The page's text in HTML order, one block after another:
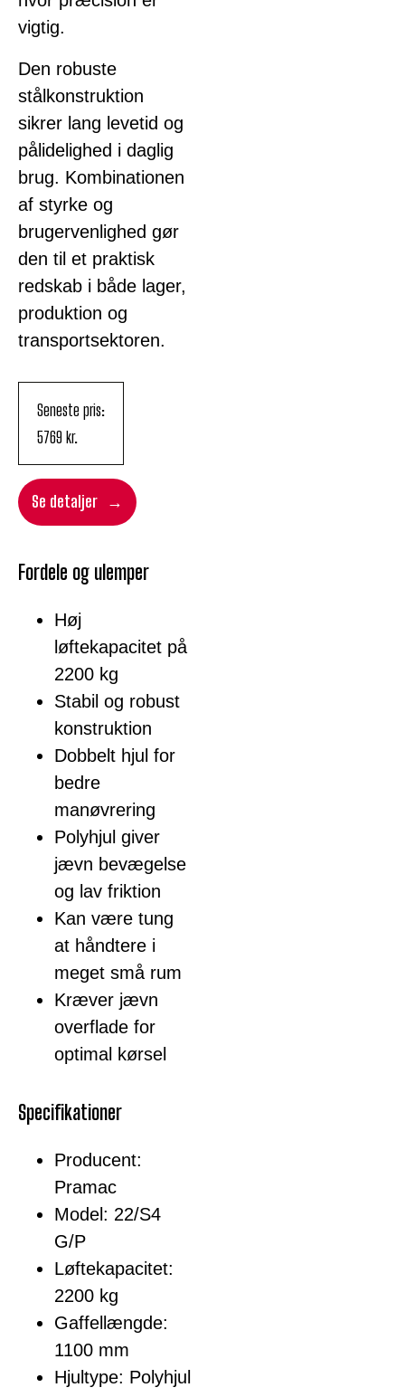
vigtig.
Den robuste
stålkonstruktion
sikrer lang levetid og
pålidelighed i daglig
brug. Kombinationen
af styrke og
brugervenlighed gør
den til et praktisk
redskab i både lager,
produktion og
transportsektoren.
Fordele og ulemper
Høj
løftekapacitet på
2200 kg
Stabil og robust
konstruktion
Dobbelt hjul for
bedre
manøvrering
Polyhjul giver
jævn bevægelse
og lav friktion
Kan være tung
at håndtere i
meget små rum
Kræver jævn
overflade for
optimal kørsel
Specifikationer
Producent:
Pramac
Model: 22/S4
G/P
Løftekapacitet:
2200 kg
Gaffellængde:
1100 mm
Hjultype: Polyhjul
Seneste pris:
5769kr.
Se detaljer